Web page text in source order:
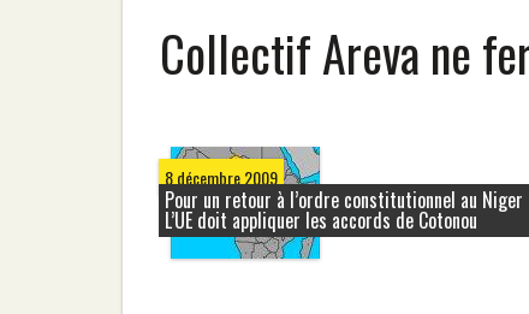
Collectif Areva ne
8 décembre 2009
Pour un retour à l’ordre constitutionnel au Niger
L’UE doit appliquer les accords de Cotonou